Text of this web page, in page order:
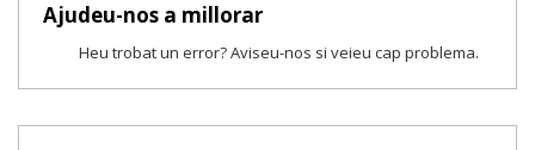
Ajudeu-nos a millorar
Heu trobat un error? Aviseu-nos si veieu cap problema.